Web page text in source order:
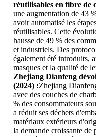
réutilisables en fibre de
une augmentation de 43
avoir automatisé les
réutilisables. Cette
hausse de 49 % des
et industriels. Des
également été introduits,
masques et la qualité de
Zhejiang Dianfeng
(2024) :Zhejiang
avec des couches de
% des consommateurs
a réduit ses déchets
matériaux extérieurs
la demande croissante de